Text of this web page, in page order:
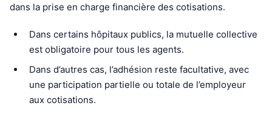
dans la prise en charge financière des cotisations.
Dans certains hôpitaux publics, la mutuelle collective
est obligatoire pour tous les agents.
Dans d’autres cas, l’adhésion reste facultative, avec
une participation partielle ou totale de l’employeur
aux cotisations.